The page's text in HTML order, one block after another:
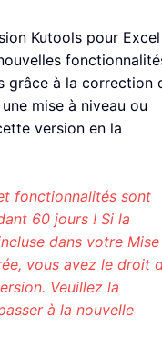
Kutools pour Excel
grâce à la correction
mise à niveau ou
version en la
fonctionnalités sont
60 jours ! Si la
dans votre Mise
vous avez le droit
Veuillez la
à la nouvelle